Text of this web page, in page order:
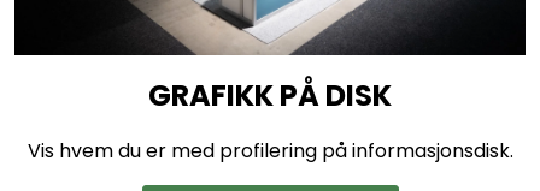
GRAFIKK PÅ DISK
Vis hvem du er med profilering på informasjonsdisk.